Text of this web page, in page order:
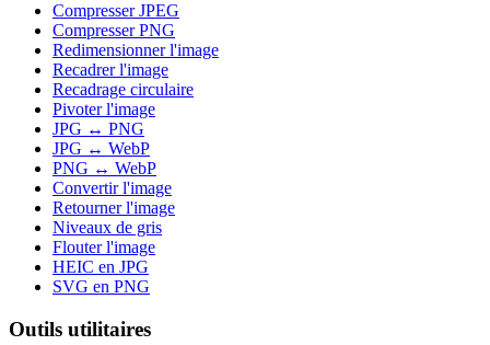
Compresser JPEG
Compresser PNG
Redimensionner l'image
Recadrer l'image
Recadrage circulaire
Pivoter l'image
JPG ↔ PNG
JPG ↔ WebP
PNG ↔ WebP
Convertir l'image
Retourner l'image
Niveaux de gris
Flouter l'image
HEIC en JPG
SVG en PNG
Outils utilitaires